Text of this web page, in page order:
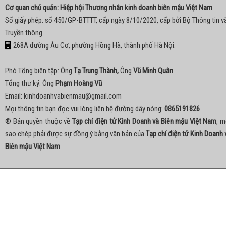
Cơ quan chủ quản: Hiệp hội Thương nhân kinh doanh biên mậu Việt Nam
Số giấy phép: số 450/GP-BTTTT, cấp ngày 8/10/2020, cấp bởi Bộ Thông tin
Truyền thông
268A đường Âu Cơ, phường Hồng Hà, thành phố Hà Nội.
Phó Tổng biên tập: Ông Tạ Trung Thành,Ông Vũ Minh Quân
Tổng thư ký: Ông Phạm Hoàng Vũ
Email: kinhdoanhvabienmau@gmail.com
Mọi thông tin bạn đọc vui lòng liên hệ đường dây nóng: 0865191826
® Bản quyền thuộc về Tạp chí điện tử Kinh Doanh và Biên mậu Việt Nam,
sao chép phải được sự đồng ý bằng văn bản củaTạp chí điện tử Kinh Doanh
Biên mậu Việt Nam.